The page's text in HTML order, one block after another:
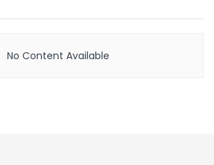
No Content Available